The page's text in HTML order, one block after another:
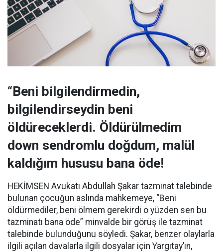
“Beni bilgilendirmedin,
bilgilendirseydin beni
öldüreceklerdi. Öldürülmedim
down sendromlu doğdum, malül
kaldığım hususu bana öde!
HEKİMSEN Avukatı Abdullah Şakar tazminat talebinde
bulunan çocuğun aslında mahkemeye, “Beni
öldürmediler, beni ölmem gerekirdi o yüzden sen bu
tazminatı bana öde” minvalde bir görüş ile tazminat
talebinde bulunduğunu söyledi. Şakar, benzer olaylarla
ilgili açılan davalarla ilgili dosyalar için Yargıtay’ın,